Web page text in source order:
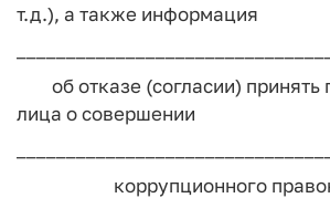
т.д.), а также информация
об отказе (согласии) принять
лица о совершении
коррупционного